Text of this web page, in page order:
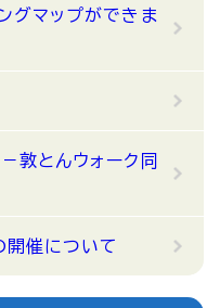
グマップができま
敦とんウォーク同
開催について